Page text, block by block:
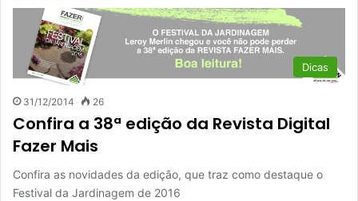
Dicas
31/12/2014 26
Confira a 38ª edição da Revista Digital
Fazer Mais
Confira as novidades da edição, que traz como destaque o
Festival da Jardinagem de 2016